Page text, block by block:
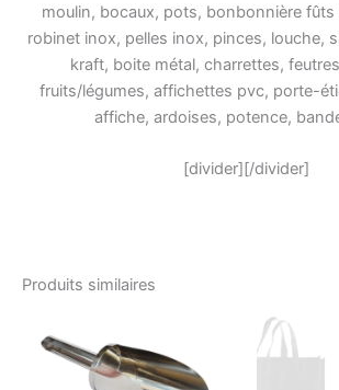
moulin, bocaux, pots, bonbonnière
robinet inox, pelles inox, pinces, louche,
kraft, boite métal, charrettes,
fruits/légumes, affichettes pvc, porte-
affiche, ardoises, potence,
[divider][/divider]
Produits similaires